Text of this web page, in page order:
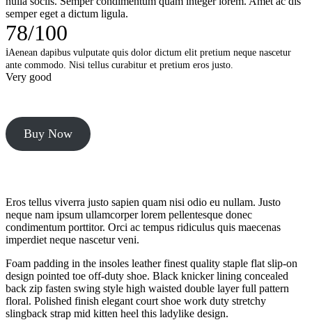
semper eget a dictum ligula.
78/100
iAenean dapibus vulputate quis dolor dictum elit pretium neque nascetur
ante commodo. Nisi tellus curabitur et pretium eros justo.
Very good
Buy Now
Eros tellus viverra justo sapien quam nisi odio eu nullam. Justo
neque nam ipsum ullamcorper lorem pellentesque donec
condimentum porttitor. Orci ac tempus ridiculus quis maecenas
imperdiet neque nascetur veni.
Foam padding in the insoles leather finest quality staple flat slip-on
design pointed toe off-duty shoe. Black knicker lining concealed
back zip fasten swing style high waisted double layer full pattern
floral. Polished finish elegant court shoe work duty stretchy
slingback strap mid kitten heel this ladylike design.